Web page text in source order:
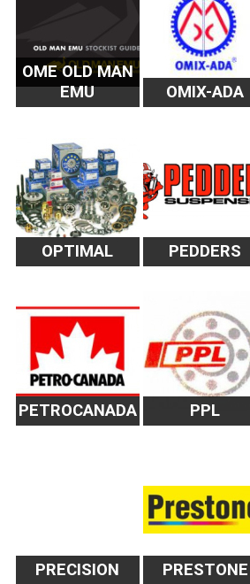
OME OLD MAN
EMU
OMIX-ADA
OPTIMAL PEDDERS
PETROCANADA PPL
PRECISION PRESTONE